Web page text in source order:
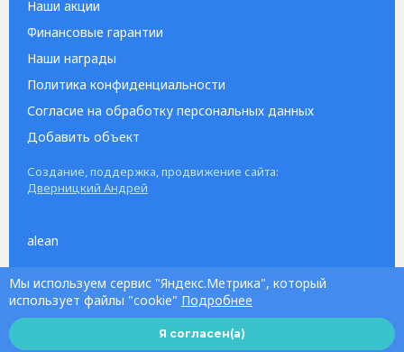
Наши акции
Финансовые гарантии
Наши награды
Политика конфиденциальности
Согласие на обработку персональных данных
Добавить объект
Создание, поддержка, продвижение сайта:
Дверницкий Андрей
alean
Мы используем сервис "Яндекс.Метрика", который
использует файлы "cookie" Подробнее
Я согласен(а)